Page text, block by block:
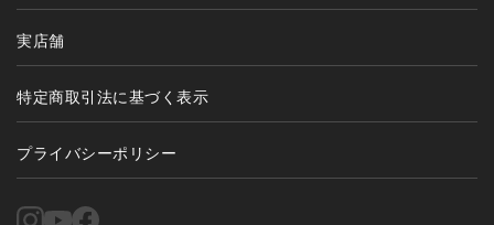
実店舗
特定商取引法に基づく表示
プライバシーポリシー